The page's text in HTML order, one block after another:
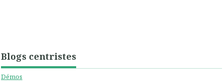
Blogs centristes
Démos